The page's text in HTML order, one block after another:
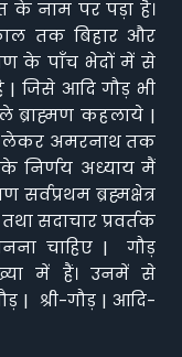
के नाम पर पड़ा है।
तक बिहार और
के पाँच भेदों में से
| जिसे आदि गौड़ भी
ब्राह्मण कहलाये |
लेकर अमरनाथ तक
के निर्णय अध्याय मैं
ब्रह्मक्षेत्र
सदाचार प्रवर्तक
चाहिए | गौड़
में हैं। उनमें से
| श्री-गौड़ | आदि-